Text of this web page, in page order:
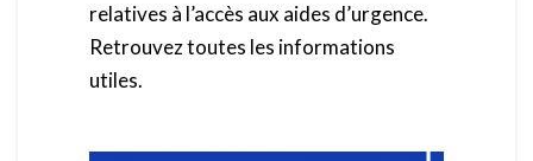
relatives à l’accès aux aides d’urgence.
Retrouvez toutes les informations
utiles.